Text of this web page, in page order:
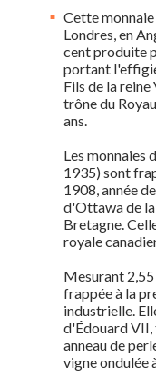
Cette
Londres, en
cent produite
portant
Fils de la
trône du
ans.
Les monnaies
1935) sont
1908, année
d'Ottawa de
Bretagne.
royale
Mesurant
frappée à la
industrielle.
d'Édouard VII,
anneau de
vigne ondulée